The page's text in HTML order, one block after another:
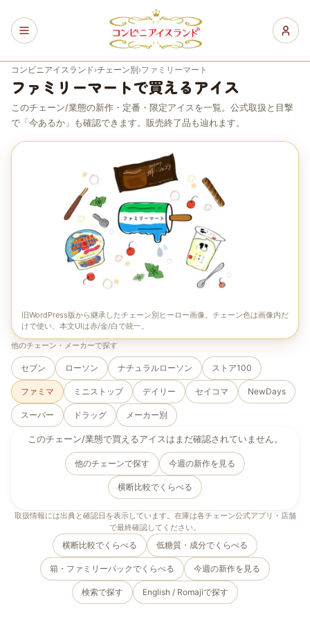
コンビニアイスランド›チェーン別›ファミリーマート
ファミリーマートで買えるアイス
このチェーン/業態の新作・定番・限定アイスを一覧。公式取扱と目撃
で「今あるか」も確認できます。販売終了品も辿れます。
旧WordPress版から継承したチェーン別ヒーロー画像。チェーン色は画像内だ
けで使い、本文UIは赤/金/白で統一。
他のチェーン・メーカーで探す
セブン ローソン ナチュラルローソン ストア100
ファミマ ミニストップ デイリー セイコマ NewDays
スーパー ドラッグ メーカー別
このチェーン/業態で買えるアイスはまだ確認されていません。
他のチェーンで探す 今週の新作を見る
横断比較でくらべる
取扱情報には出典と確認日を表示しています。在庫は各チェーン公式アプリ・店舗
で最終確認してください。
横断比較でくらべる 低糖質・成分でくらべる
箱・ファミリーパックでくらべる 今週の新作を見る
検索で探す English / Romajiで探す